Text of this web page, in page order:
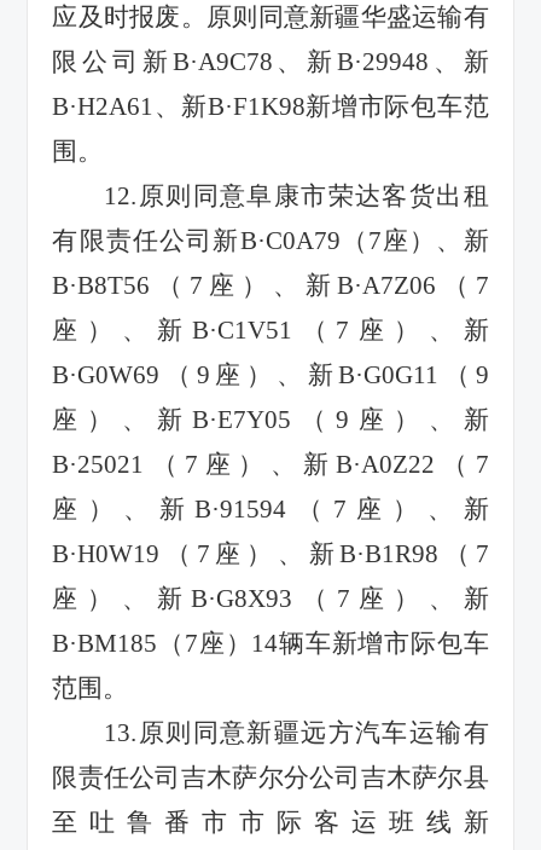
应及时报废。原则同意新疆华盛运输有
限公司新 B·A9C78 、新B·29948 、新
B·H2A61、新B·F1K98新增市际包车范
围。
12. 原则同意阜康市荣达客货出租
有限责任公司 新B·C0A79 （ 7座）、新
B·B8T56 （ 7 座）、新B·A7Z06 （ 7
座）、新 B·C1V51 （ 7 座）、新
B·G0W69 （ 9 座）、新B·G0G11 （ 9
座）、新B·E7Y05 （ 9 座）、新
B·25021 （ 7 座）、新B·A0Z22 （ 7
座）、新B·91594 （ 7 座）、新
B·H0W19 （ 7 座）、新B·B1R98 （ 7
座）、新B·G8X93 （ 7 座）、新
B·BM185 （ 7座） 14辆车新增市际包车
范围。
13. 原则同意新疆远方汽车运输有
限责任公司吉木萨尔分公司吉木萨尔县
至吐鲁番市市际客运班线新